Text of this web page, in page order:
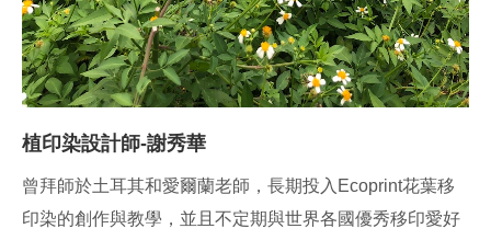
植印染設計師-謝秀華
曾拜師於土耳其和愛爾蘭老師，長期投入Ecoprint花葉移
印染的創作與教學，並且不定期與世界各國優秀移印愛好